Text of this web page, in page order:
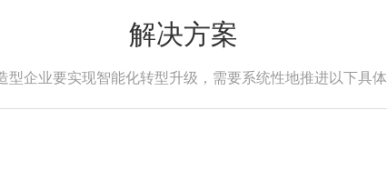
解决方案
型企业要实现智能化转型升级，需要系统性地推进以下具